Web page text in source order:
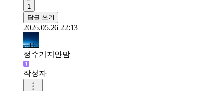
1
답글 쓰기
2026.05.26 22:13
정수기지안맘
작성자